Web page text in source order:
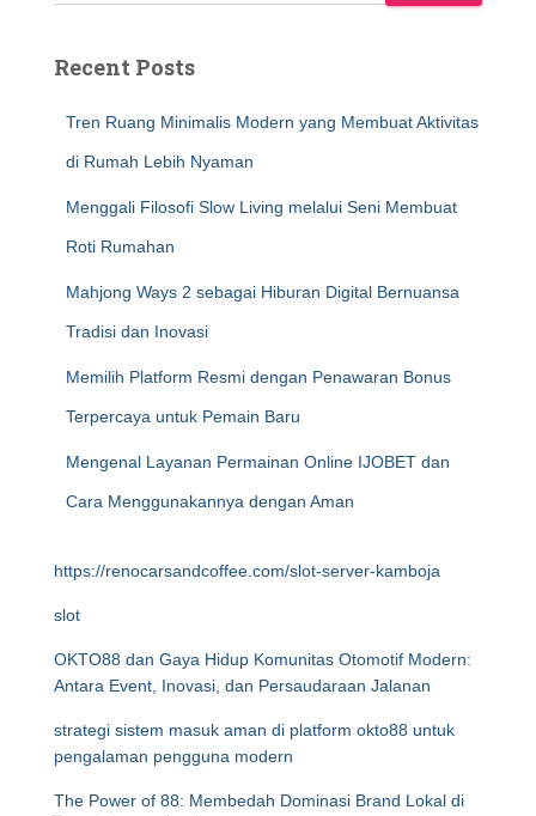
Recent Posts
Tren Ruang Minimalis Modern yang Membuat Aktivitas
di Rumah Lebih Nyaman
Menggali Filosofi Slow Living melalui Seni Membuat
Roti Rumahan
Mahjong Ways 2 sebagai Hiburan Digital Bernuansa
Tradisi dan Inovasi
Memilih Platform Resmi dengan Penawaran Bonus
Terpercaya untuk Pemain Baru
Mengenal Layanan Permainan Online IJOBET dan
Cara Menggunakannya dengan Aman
https://renocarsandcoffee.com/slot-server-kamboja
slot
OKTO88 dan Gaya Hidup Komunitas Otomotif Modern:
Antara Event, Inovasi, dan Persaudaraan Jalanan
strategi sistem masuk aman di platform okto88 untuk
pengalaman pengguna modern
The Power of 88: Membedah Dominasi Brand Lokal di